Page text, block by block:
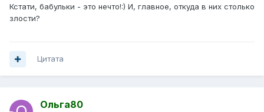
Кстати, бабульки - это нечто!:) И, главное, откуда в них столько
злости?
Цитата
Ольга80